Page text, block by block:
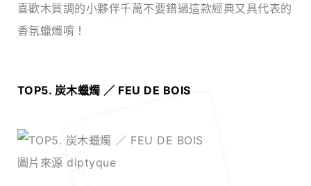
喜歡木質調的小夥伴千萬不要錯過這款經典又具代表的
香氛蠟燭唷！
TOP5. 炭木蠟燭 ／ FEU DE BOIS
圖片來源 diptyque